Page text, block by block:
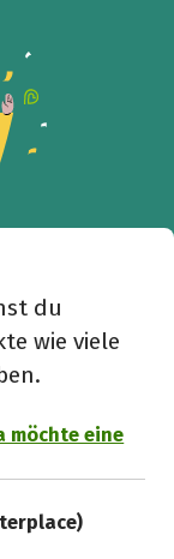
du
wie viele
möchte eine